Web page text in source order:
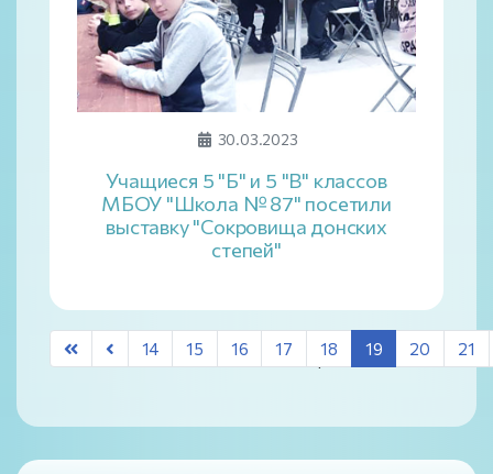
30.03.2023
Учащиеся 5 "Б" и 5 "В" классов
МБОУ "Школа № 87" посетили
выставку "Сокровища донских
степей"
Страница 19 из 25
14 15 16 17 18 19 20 21